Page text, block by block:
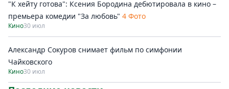
"К хейту готова": Ксения Бородина дебютировала в кино –
премьера комедии "За любовь" 4 Фото
Кино30 июл
Александр Сокуров снимает фильм по симфонии
Чайковского
Кино30 июл